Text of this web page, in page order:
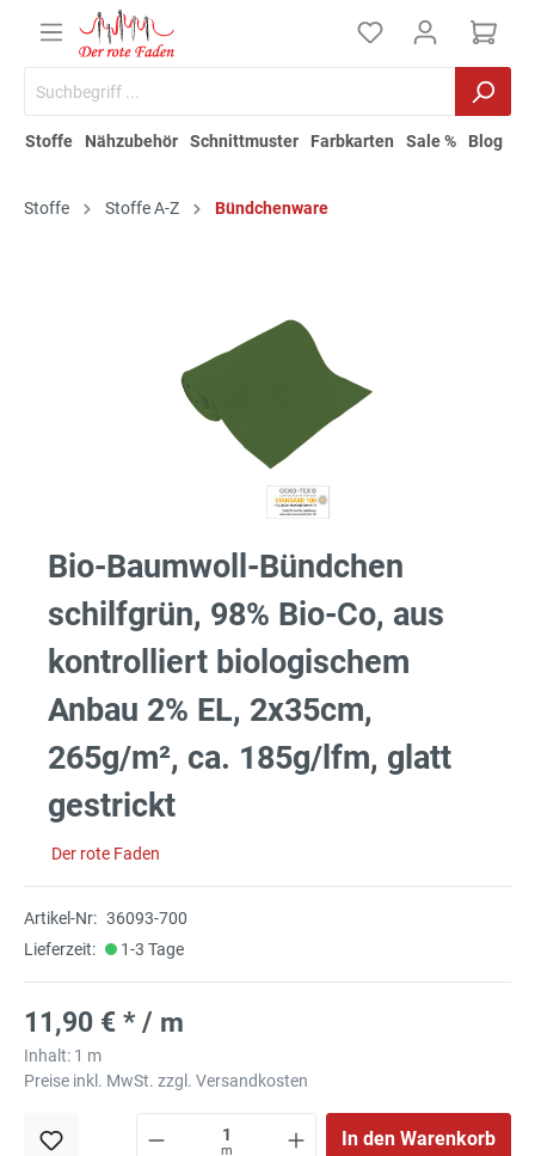
Stoffe Nähzubehör Schnittmuster Farbkarten Sale % Blog
Stoffe Stoffe A-Z Bündchenware
Bio-Baumwoll-Bündchen
schilfgrün, 98% Bio-Co, aus
kontrolliert biologischem
Anbau 2% EL, 2x35cm,
265g/m², ca. 185g/lfm, glatt
gestrickt
Der rote Faden
Artikel-Nr: 36093-700
Lieferzeit:
1-3 Tage
11,90 € * / m
Inhalt: 1 m
Preise inkl. MwSt. zzgl. Versandkosten
m
In den Warenkorb